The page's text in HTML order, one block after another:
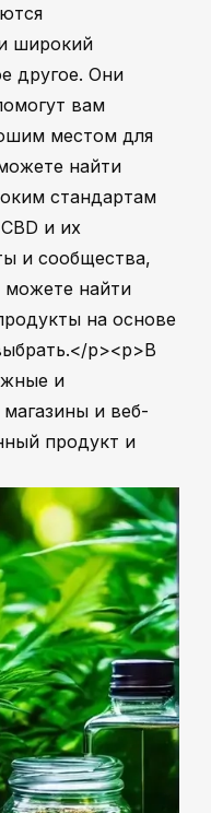
широкий
другое. Они
вам
местом для
найти
стандартам
и их
и сообщества,
можете найти
на основе
p><p>В
и
и веб-
продукт и